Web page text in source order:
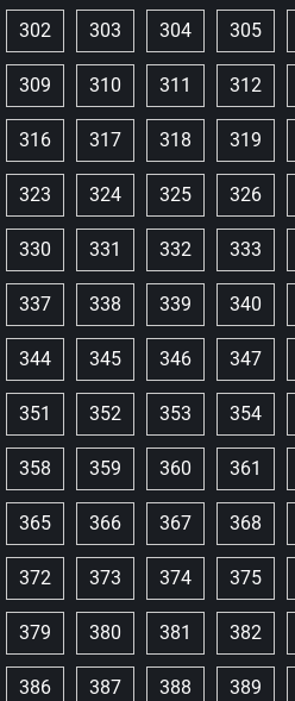
302 303 304 305
309 310 311 312
316 317 318 319
323 324 325 326
330 331 332 333
337 338 339 340
344 345 346 347
351 352 353 354
358 359 360 361
365 366 367 368
372 373 374 375
379 380 381 382
386 387 388 389